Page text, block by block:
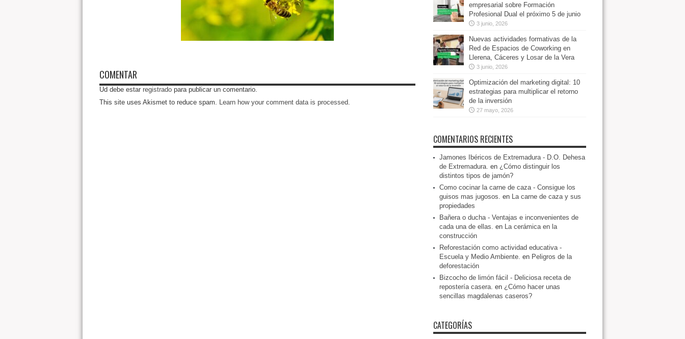
COMENTAR
Ud debe estar registradopara publicar un comentario.
This site uses Akismet to reduce spam. Learn how your comment data is processed.
empresarial sobre Formación
Profesional Dual el próximo 5 de junio
3 junio, 2026
Nuevas actividades formativas de la
Red de Espacios de Coworking en
Llerena, Cáceres y Losar de la Vera
3 junio, 2026
Optimización del marketing digital: 10
estrategias para multiplicar el retorno
de la inversión
27 mayo, 2026
COMENTARIOS RECIENTES
Jamones Ibéricos de Extremadura - D.O. Dehesa
de Extremadura. en ¿Cómo distinguir los
distintos tipos de jamón?
Como cocinar la carne de caza - Consigue los
guisos mas jugosos. en La carne de caza y sus
propiedades
Bañera o ducha - Ventajas e inconvenientes de
cada una de ellas. en La cerámica en la
construcción
Reforestación como actividad educativa -
Escuela y Medio Ambiente. en Peligros de la
deforestación
Bizcocho de limón fácil - Deliciosa receta de
repostería casera. en ¿Cómo hacer unas
sencillas magdalenas caseros?
CATEGORÍAS